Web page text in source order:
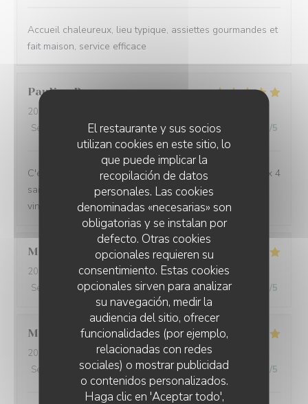
El restaurante y sus socios
utilizan cookies en este sitio, lo
que puede implicar la
recopilación de datos
personales. Las cookies
denominadas «necesarias» son
obligatorias y se instalan por
defecto. Otras cookies
opcionales requieren su
consentimiento. Estas cookies
opcionales sirven para analizar
su navegación, medir la
audiencia del sitio, ofrecer
funcionalidades (por ejemplo,
relacionadas con redes
sociales) o mostrar publicidad
o contenidos personalizados.
Haga clic en 'Aceptar todo',
Accueil chaleureux, lieu typique, assiettes gourmandes et
fait maison, service efficace
Pauline B
2026-08-04
Servicio
Ambiente: 5/5 Menú: 5/5 Calidad / Precio /5
C'est toujours un régal de venir manger à l'Auberge aux 4
saisons, avec toujours de belles découvertes (repas et
vins). Merci pour ces délicieux moments !
Marie
2026-08-03 - 19:00 - Invitados 3
Servicio
/5 Ambiente: 5/5 Menú: 5/5 Calidad / Precio /5
Michele B
2026-08-03
- 12:15 - Invitados 4
Servicio
/5 Ambiente :5/5 Menú: 5/5 Calidad / Precio /5
L'AUBERGE AUX 4 SAISONS